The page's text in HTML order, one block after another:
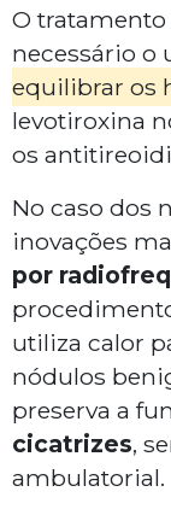
O tratamento
necessário o
equilibrar os
levotiroxina
os
No caso dos
inovações
por
utiliza calor
nódulos
preserva a
cicatrizes,
ambulatorial.